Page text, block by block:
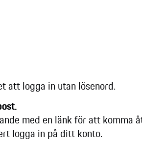
att logga in utan lösenord.
med en länk för att komma
logga in på ditt konto.